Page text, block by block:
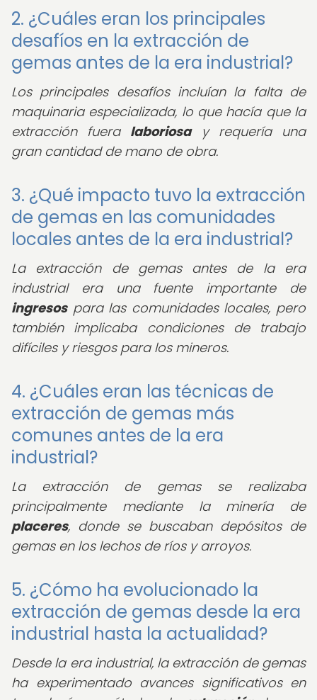
2. ¿Cuáles eran los principales
desafíos en la extracción de
gemas antes de la era industrial?
Los principales desafíos incluían la falta de
maquinaria especializada, lo que hacía que la
extracción fuera laboriosay requería una
gran cantidad de mano de obra.
3. ¿Qué impacto tuvo la extracción
de gemas en las comunidades
locales antes de la era industrial?
La extracción de gemas antes de la era
industrial era una fuente importante de
ingresospara las comunidades locales, pero
también implicaba condiciones de trabajo
difíciles y riesgos para los mineros.
4. ¿Cuáles eran las técnicas de
extracción de gemas más
comunes antes de la era
industrial?
La extracción de gemas se realizaba
principalmente mediante la minería de
placeres, donde se buscaban depósitos de
gemas en los lechos de ríos y arroyos.
5. ¿Cómo ha evolucionado la
extracción de gemas desde la era
industrial hasta la actualidad?
Desde la era industrial, la extracción de gemas
ha experimentado avances significativos en